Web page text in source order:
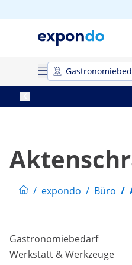
/ expondo / Büro /
Gastronomiebedarf
Werkstatt & Werkzeuge